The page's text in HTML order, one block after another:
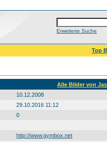
Erweiterte Suche
Top
Alle Bilder von
10.12.2008
29.10.2016 11:12
0
http://www.gymbox.net